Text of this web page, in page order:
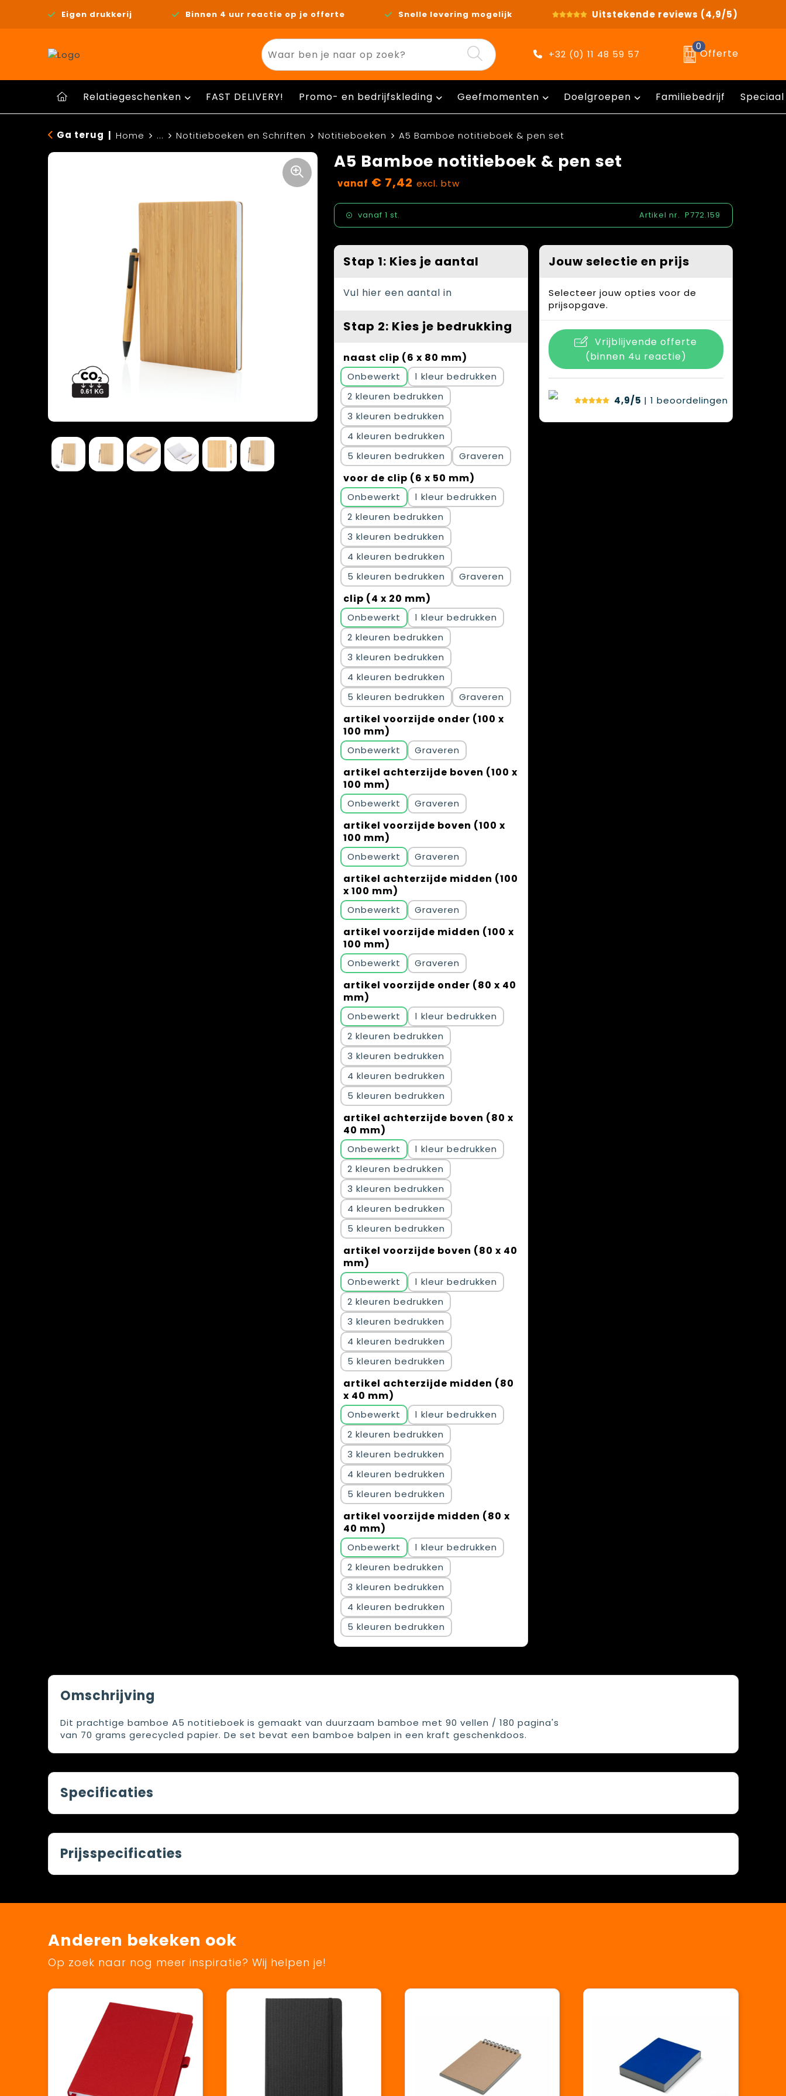
Eigen drukkerij Binnen 4 uur reactie op je offerte Snelle levering mogelijk Uitstekende reviews (4,9/5)
+32 (0) 11 48 59 57
0
Offerte
Relatiegeschenken FAST DELIVERY! Promo- en bedrijfskleding Geefmomenten Doelgroepen Familiebedrijf
Ga terug Home ... Notitieboeken en Schriften Notitieboeken A5 Bamboe notitieboek & pen set
A5 Bamboe notitieboek & pen set
vanaf € 7,42 excl. btw
vanaf 1 st. Artikel nr. P772.159
Stap 1: Kies je aantal
Vul hier een aantal in
Stap 2: Kies je bedrukking
naast clip (6 x 80 mm)
Onbewerkt
1
2
3
4
5
Graveren
voor de clip (6 x 50 mm)
Onbewerkt
1
2
3
4
5
Graveren
clip (4 x 20 mm)
Onbewerkt
1
2
3
4
5
Graveren
artikel voorzijde onder (100 x
100 mm)
Onbewerkt Graveren
artikel achterzijde boven (100 x
100 mm)
Onbewerkt Graveren
artikel voorzijde boven (100 x
100 mm)
Onbewerkt Graveren
artikel achterzijde midden (100
x 100 mm)
Onbewerkt Graveren
artikel voorzijde midden (100 x
100 mm)
Onbewerkt Graveren
artikel voorzijde onder (80 x 40
mm)
Onbewerkt
1
2
3
4
5
artikel achterzijde boven (80 x
40 mm)
Onbewerkt
1
2
3
4
5
artikel voorzijde boven (80 x 40
mm)
Onbewerkt
1
2
3
4
5
artikel achterzijde midden (80
x 40 mm)
Onbewerkt
1
2
3
4
5
artikel voorzijde midden (80 x
40 mm)
Onbewerkt
1
2
3
4
5
Jouw selectie en prijs
Selecteer jouw opties voor de
prijsopgave.
Vrijblijvende offerte
(binnen 4u reactie)
4,9/5 | 1 beoordelingen
Omschrijving
Dit prachtige bamboe A5 notitieboek is gemaakt van duurzaam bamboe met 90 vellen / 180 pagina's
van 70 grams gerecycled papier. De set bevat een bamboe balpen in een kraft geschenkdoos.
Specificaties
Prijsspecificaties
Anderen bekeken ook
Op zoek naar nog meer inspiratie? Wij helpen je!